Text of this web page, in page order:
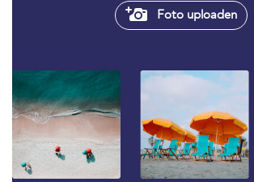
Foto uploaden